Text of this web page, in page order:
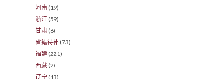
河南 (19)
浙江 (59)
甘肃 (6)
省籍待补 (73)
福建 (221)
西藏 (2)
辽宁 (13)